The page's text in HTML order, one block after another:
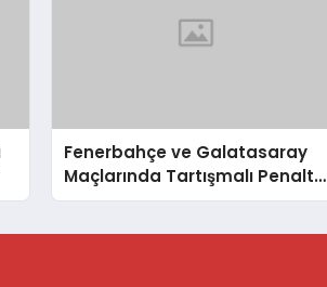
Fenerbahçe ve Galatasaray
Maçlarında Tartışmalı Penaltı
ve Kırmızı Kart Kararları